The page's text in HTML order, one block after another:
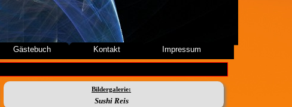
Gästebuch Kontakt Impressum
Bildergalerie:
Sushi Reis